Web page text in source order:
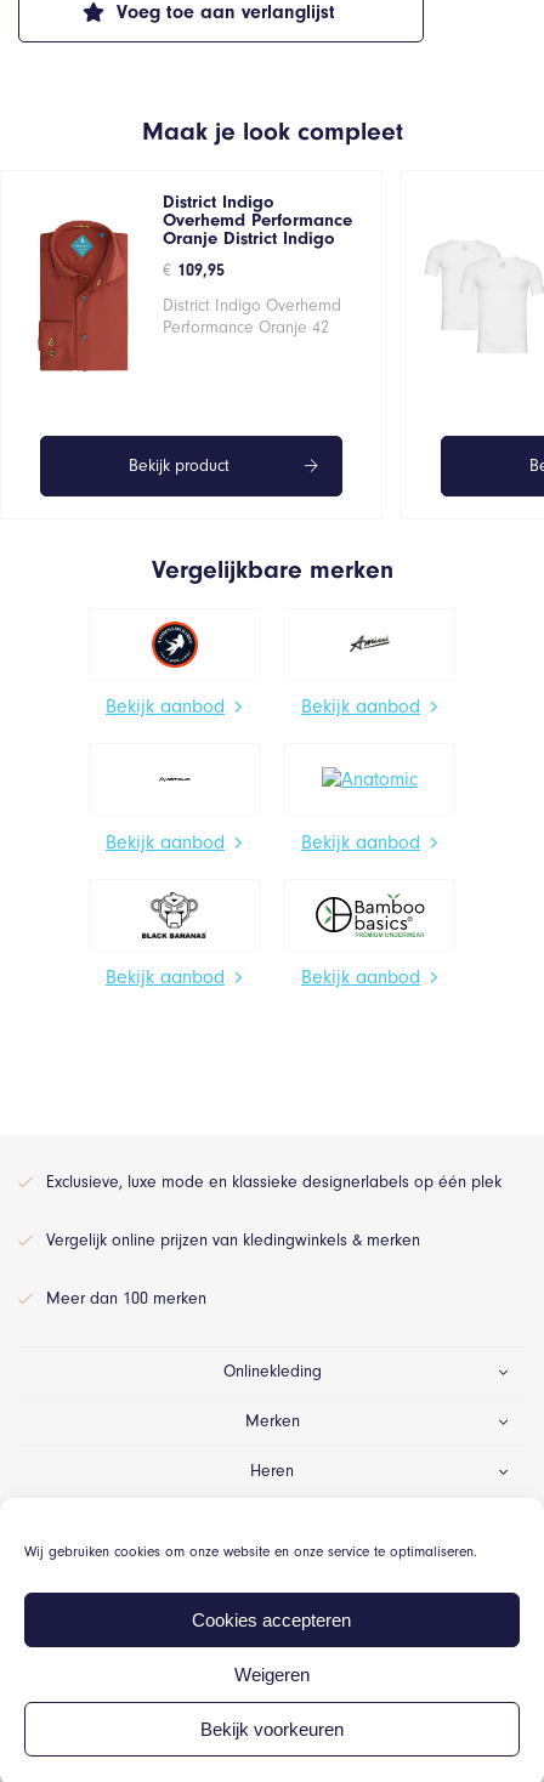
Wij gebruiken cookies om onze website en onze service te optimaliseren.
Cookies accepteren
Weigeren
Bekijk voorkeuren
Voeg toe aan verlanglijst
Maak je look compleet
District Indigo
Overhemd Performance
Oranje District Indigo
€ 109,95
District Indigo Overhemd
Performance Oranje 42
Bekijk product
Vergelijkbare merken
Bekijk aanbod Bekijk aanbod
Bekijk aanbod Bekijk aanbod
Bekijk aanbod Bekijk aanbod
Exclusieve, luxe mode en klassieke designerlabels op één plek
Vergelijk online prijzen van kledingwinkels & merken
Meer dan 100 merken
Onlinekleding
Merken
Heren
Algemene voorwaarden
Cookiebeleid